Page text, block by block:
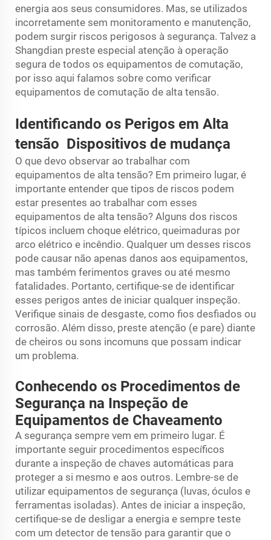
energia aos seus consumidores. Mas, se utilizados
incorretamente sem monitoramento e manutenção,
podem surgir riscos perigosos à segurança. Talvez a
Shangdian preste especial atenção à operação
segura de todos os equipamentos de comutação,
por isso aqui falamos sobre como verificar
equipamentos de comutação de alta tensão.
Identificando os Perigos em Alta
tensão Dispositivos de mudança
O que devo observar ao trabalhar com
equipamentos de alta tensão? Em primeiro lugar, é
importante entender que tipos de riscos podem
estar presentes ao trabalhar com esses
equipamentos de alta tensão? Alguns dos riscos
típicos incluem choque elétrico, queimaduras por
arco elétrico e incêndio. Qualquer um desses riscos
pode causar não apenas danos aos equipamentos,
mas também ferimentos graves ou até mesmo
fatalidades. Portanto, certifique-se de identificar
esses perigos antes de iniciar qualquer inspeção.
Verifique sinais de desgaste, como fios desfiados ou
corrosão. Além disso, preste atenção (e pare) diante
de cheiros ou sons incomuns que possam indicar
um problema.
Conhecendo os Procedimentos de
Segurança na Inspeção de
Equipamentos de Chaveamento
A segurança sempre vem em primeiro lugar. É
importante seguir procedimentos específicos
durante a inspeção de chaves automáticas para
proteger a si mesmo e aos outros. Lembre-se de
utilizar equipamentos de segurança (luvas, óculos e
ferramentas isoladas). Antes de iniciar a inspeção,
certifique-se de desligar a energia e sempre teste
com um detector de tensão para garantir que o